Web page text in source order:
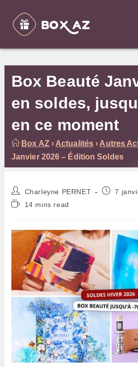
content
Box Beauté
en soldes,
en ce moment
Box AZ› Actualités › Autres
Janvier 2026 – Édition Soldes
Auteur/autrice
de
la
Charleyne PERNET
7
Temps14 mins read